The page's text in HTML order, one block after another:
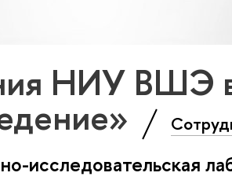
НИУ ВШЭ
исследовательская